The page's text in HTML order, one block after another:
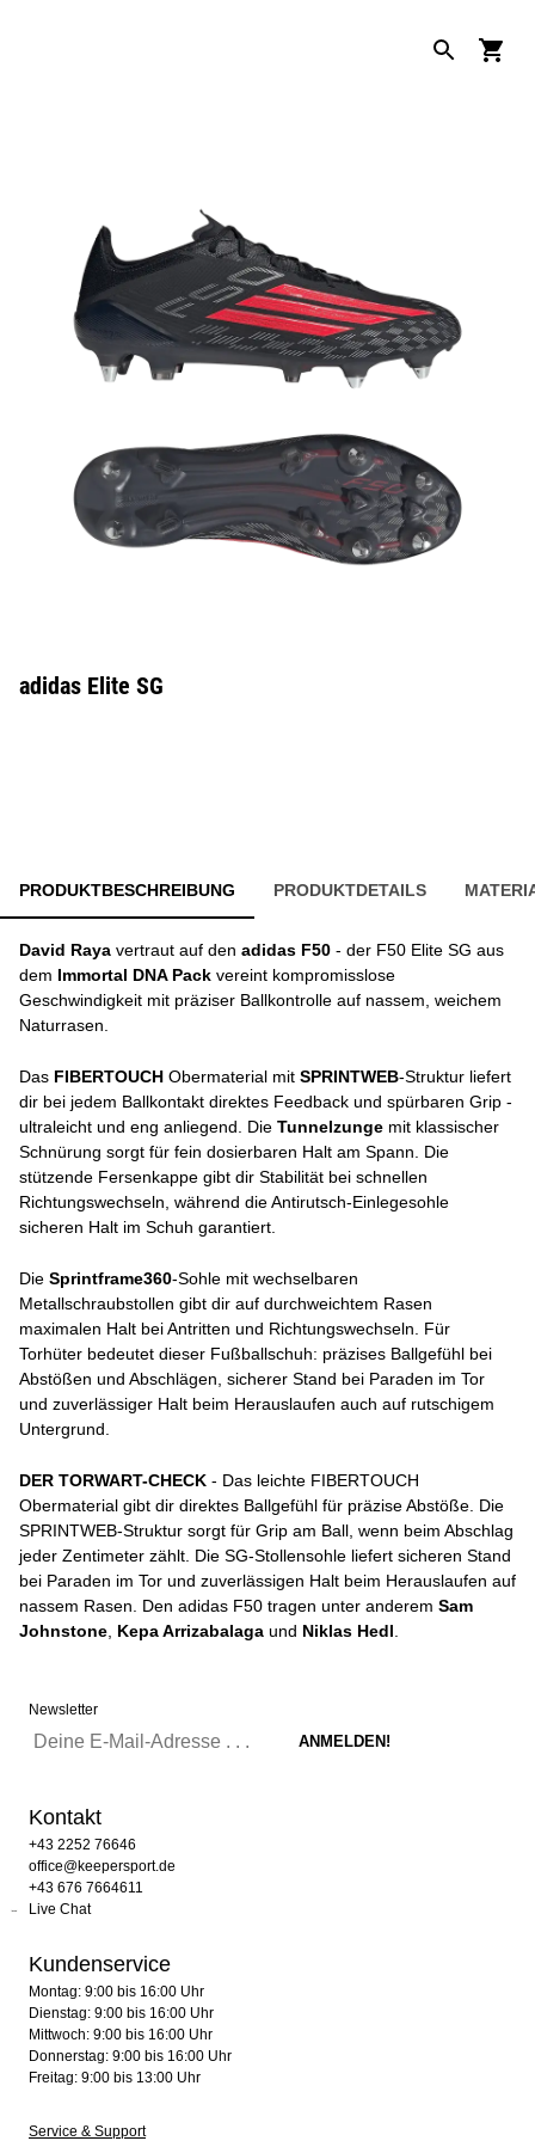
adidas Elite SG
PRODUKTBESCHREIBUNG PRODUKTDETAILS
David Raya vertraut auf den adidas F50 - der F50 Elite SG aus
dem Immortal DNA Pack vereint kompromisslose
Geschwindigkeit mit präziser Ballkontrolle auf nassem, weichem
Naturrasen.
Das FIBERTOUCH Obermaterial mit SPRINTWEB-Struktur liefert
dir bei jedem Ballkontakt direktes Feedback und spürbaren Grip -
ultraleicht und eng anliegend. Die Tunnelzunge mit klassischer
Schnürung sorgt für fein dosierbaren Halt am Spann. Die
stützende Fersenkappe gibt dir Stabilität bei schnellen
Richtungswechseln, während die Antirutsch-Einlegesohle
sicheren Halt im Schuh garantiert.
Die Sprintframe360-Sohle mit wechselbaren
Metallschraubstollen gibt dir auf durchweichtem Rasen
maximalen Halt bei Antritten und Richtungswechseln. Für
Torhüter bedeutet dieser Fußballschuh: präzises Ballgefühl bei
Abstößen und Abschlägen, sicherer Stand bei Paraden im Tor
und zuverlässiger Halt beim Herauslaufen auch auf rutschigem
Untergrund.
DER TORWART-CHECK - Das leichte FIBERTOUCH
Obermaterial gibt dir direktes Ballgefühl für präzise Abstöße. Die
SPRINTWEB-Struktur sorgt für Grip am Ball, wenn beim Abschlag
jeder Zentimeter zählt. Die SG-Stollensohle liefert sicheren Stand
bei Paraden im Tor und zuverlässigen Halt beim Herauslaufen auf
nassem Rasen. Den adidas F50 tragen unter anderem Sam
Johnstone Kepa Arrizabalaga und Niklas Hedl
Newsletter
Kontakt
+43 2252 76646
office@keepersport.de
+43 676 7664611
Live Chat
Kundenservice
Montag: 9:00 bis 16:00 Uhr
Dienstag: 9:00 bis 16:00 Uhr
Mittwoch: 9:00 bis 16:00 Uhr
Donnerstag: 9:00 bis 16:00 Uhr
Freitag: 9:00 bis 13:00 Uhr
Service & Support